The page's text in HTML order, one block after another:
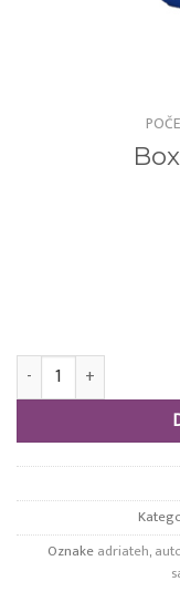
Box Foam Cleaner količina
Oznakeadriateh,